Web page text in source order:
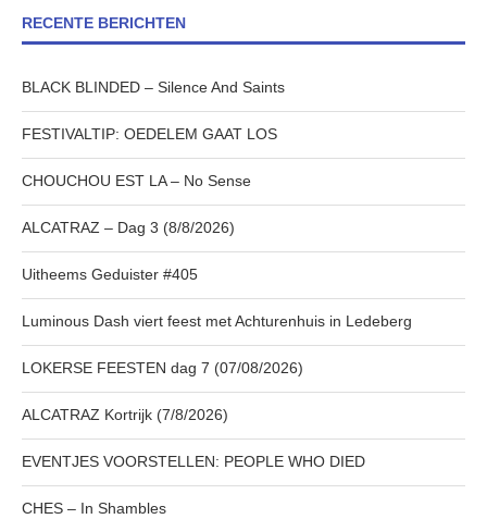
RECENTE BERICHTEN
BLACK BLINDED – Silence And Saints
FESTIVALTIP: OEDELEM GAAT LOS
CHOUCHOU EST LA – No Sense
ALCATRAZ – Dag 3 (8/8/2026)
Uitheems Geduister #405
Luminous Dash viert feest met Achturenhuis in Ledeberg
LOKERSE FEESTEN dag 7 (07/08/2026)
ALCATRAZ Kortrijk (7/8/2026)
EVENTJES VOORSTELLEN: PEOPLE WHO DIED
CHES – In Shambles